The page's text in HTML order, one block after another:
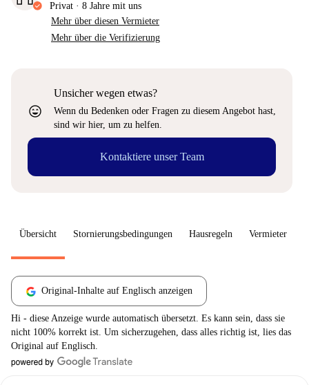
Privat · 8 Jahre mit uns
Mehr über diesen Vermieter
Mehr über die Verifizierung
sentiment_very_satisfied
Unsicher wegen etwas?
Wenn du Bedenken oder Fragen zu diesem Angebot hast,
sind wir hier, um zu helfen.
Kontaktiere unser Team
Übersicht Stornierungsbedingungen Hausregeln Vermieter
Original-Inhalte auf Englisch anzeigen
Hi - diese Anzeige wurde automatisch übersetzt. Es kann sein, dass sie
nicht 100% korrekt ist. Um sicherzugehen, dass alles richtig ist, lies das
Original auf Englisch.